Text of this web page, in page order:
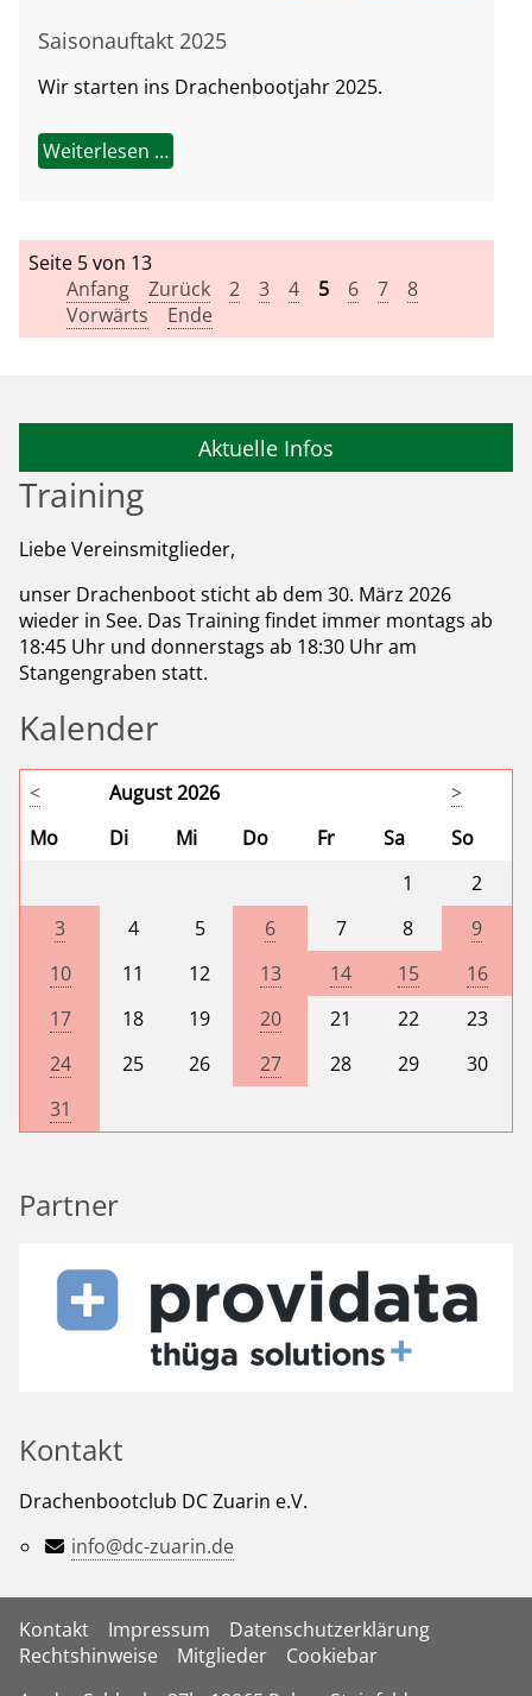
Saisonauftakt 2025
Wir starten ins Drachenbootjahr 2025.
Weiterlesen …
Seite 5 von 13
Anfang
Zurück 2 3 4 5 6 7
8
Vorwärts
Ende
Aktuelle Infos
Training
Liebe Vereinsmitglieder,
unser Drachenboot sticht ab dem 30. März 2026
wieder in See. Das Training findet immer montags ab
18:45 Uhr und donnerstags ab 18:30 Uhr am
Stangengraben statt.
Kalender
< August 2026
>
Mo
Di Mi Do Fr Sa
So
1
2
3
4 5 6 7 8
9
10
11 12 13 14 15
16
17
18 19 20 21 22
23
24
25 26 27 28 29
30
31
Partner
Kontakt
Drachenbootclub DC Zuarin e.V.
info@dc-zuarin.de
Kontakt Impressum
Datenschutzerklärung
Rechtshinweise
Mitglieder
Cookiebar